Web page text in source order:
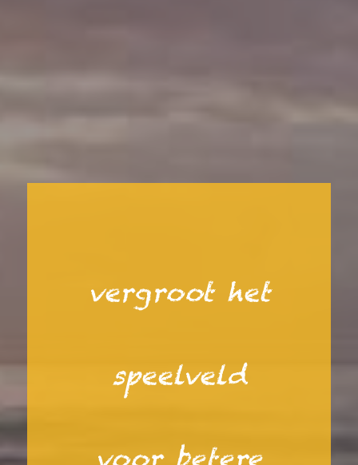
vergroot het
speelveld
voor betere